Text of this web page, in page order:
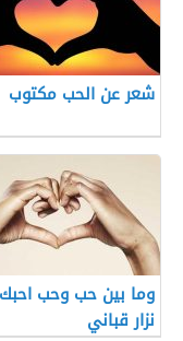
شعر عن الحب مكتوب
وما بين حب وحب
نزار قباني